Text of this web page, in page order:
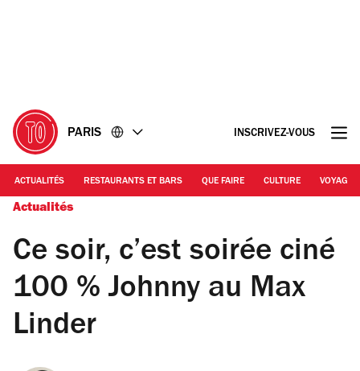
PARIS INSCRIVEZ-VOUS
ACTUALITÉS RESTAURANTS ET BARS QUE FAIRE CULTURE VOYAGE
Actualités
Ce soir, c’est soirée ciné
100 % Johnny au Max
Linder